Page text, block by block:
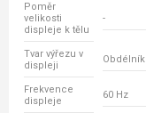
Poměr
velikosti
displeje k tělu
-
Tvar výřezu v
displeji
Obdélník
Frekvence
displeje
60 Hz